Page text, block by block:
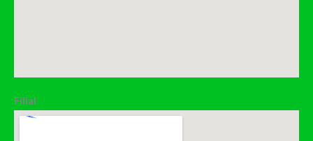
Filial